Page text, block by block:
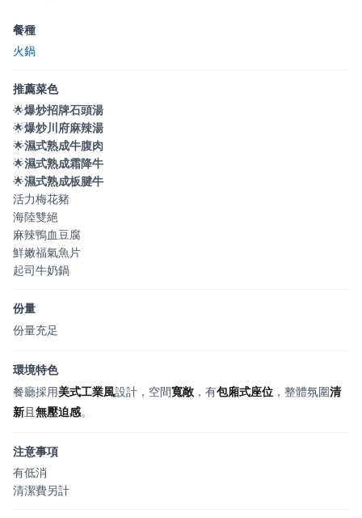
餐種
火鍋
推薦菜色
🌟爆炒招牌石頭湯
🌟爆炒川府麻辣湯
🌟濕式熟成牛腹肉
🌟濕式熟成霜降牛
🌟濕式熟成板腱牛
活力梅花豬
海陸雙絕
麻辣鴨血豆腐
鮮嫩福氣魚片
起司牛奶鍋
份量
份量充足
環境特色
餐廳採用美式工業風設計，空間寬敞 ，有包廂式座位 ，整體氛圍清
新 且 無壓迫感。
注意事項
有低消
清潔費另計